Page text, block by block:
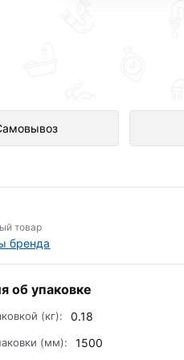
интернет-
товар
бренда
об упаковке
(кг): 0.18
(мм): 1500